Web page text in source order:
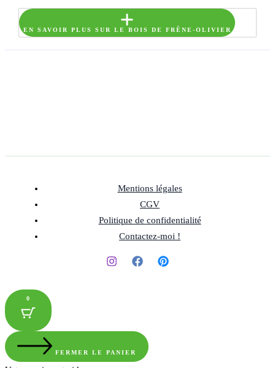
EN SAVOIR PLUS SUR LE BOIS DE FRÊNE-OLIVIER
Mentions légales
CGV
Politique de confidentialité
Contactez-moi !
0
FERMER LE PANIER